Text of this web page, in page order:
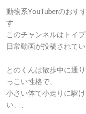
動物系YouTuberのおす
す
このチャンネルはトイ
日常動画が投稿されて
とのくんは散歩中に通
っこい性格で、
小さい体で小走りに駆
い、、